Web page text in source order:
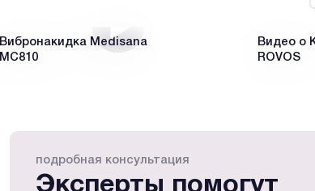
Вибронакидка Medisana
MC810
Видео о
ROVOS
подробная консультация
Эксперты помогут